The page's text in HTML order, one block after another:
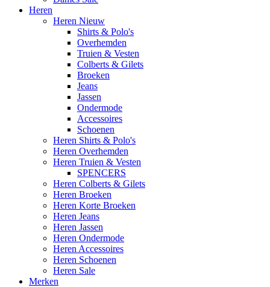
Heren
Heren Nieuw
Shirts & Polo's
Overhemden
Truien & Vesten
Colberts & Gilets
Broeken
Jeans
Jassen
Ondermode
Accessoires
Schoenen
Heren Shirts & Polo's
Heren Overhemden
Heren Truien & Vesten
SPENCERS
Heren Colberts & Gilets
Heren Broeken
Heren Korte Broeken
Heren Jeans
Heren Jassen
Heren Ondermode
Heren Accessoires
Heren Schoenen
Heren Sale
Merken